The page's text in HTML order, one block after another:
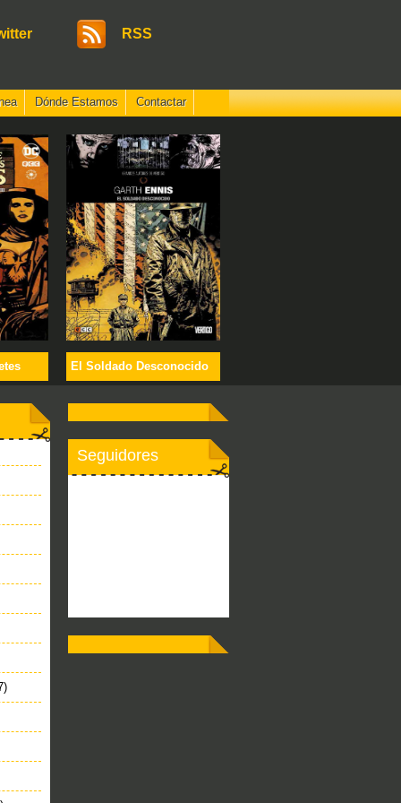
RSS
Dónde Estamos Contactar
El Soldado Desconocido
Seguidores